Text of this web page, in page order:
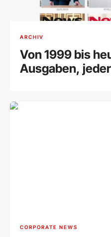
ARCHIV
Von 1999 bis
Ausgaben,
CORPORATE NEWS